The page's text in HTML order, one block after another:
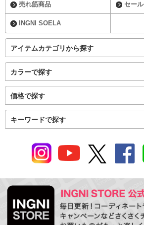
売れ筋商品 セール
INGNI SOELA
アイテムカテゴリから探す
カラーで探す
価格で探す
キーワードで探す